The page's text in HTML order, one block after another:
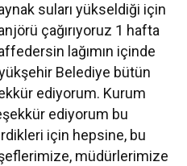
suları yükseldiği için
çağırıyoruz 1 hafta
lağımın içinde
Belediye bütün
ediyorum. Kurum
ediyorum bu
için hepsine, bu
müdürlerimize